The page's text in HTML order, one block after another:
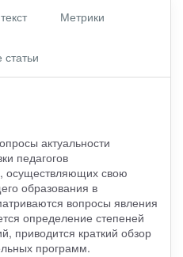
Метрики
актуальности
педагогов
осуществляющих свою
образования в
вопросы явления
определение степеней
приводится краткий обзор
программ.